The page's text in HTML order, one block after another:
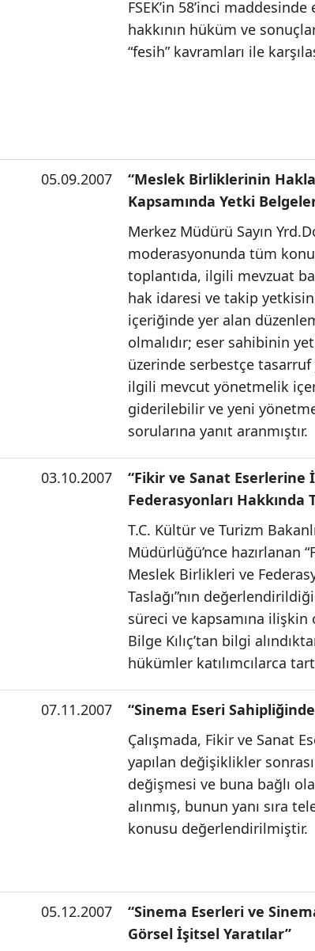
FSEK’in 58’inci
hakkının hüküm ve
“fesih” kavramları ile
05.09.2007
“Meslek Birliklerinin
Kapsamında Yetki
Merkez Müdürü Sayın
moderasyonunda tüm
toplantıda, ilgili mevzuat
hak idaresi ve takip
içeriğinde yer alan
olmalıdır; eser sahibinin
üzerinde serbestçe
ilgili mevcut yönetmelik
giderilebilir ve yeni
sorularına yanıt aranmıştır.
03.10.2007
“Fikir ve Sanat
Federasyonları Hakkında
T.C. Kültür ve Turizm
Müdürlüğü’nce hazırlanan
Meslek Birlikleri ve
Taslağı”nın
süreci ve kapsamına ilişkin
Bilge Kılıç’tan bilgi
hükümler katılımcılarca
07.11.2007
“Sinema Eseri
Çalışmada, Fikir ve Sanat
yapılan değişiklikler
değişmesi ve buna bağlı
alınmış, bunun yanı sıra
konusu değerlendirilmiştir.
05.12.2007
“Sinema Eserleri ve
Görsel İşitsel Yaratılar”